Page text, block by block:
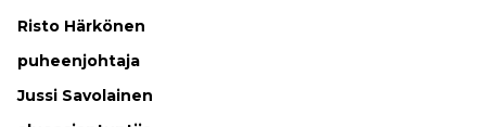
Ris­to Här­kö­nen
pu­heen­joh­ta­ja
Jus­si Sa­vo­lai­nen